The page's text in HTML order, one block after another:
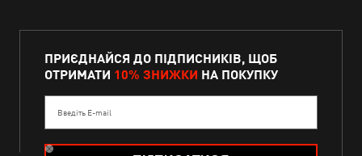
ПРИЄДНАЙСЯ ДО ПІДПИСНИКІВ, ЩОБ
ОТРИМАТИ 10% ЗНИЖКИ НА ПОКУПКУ
Введіть E-mail